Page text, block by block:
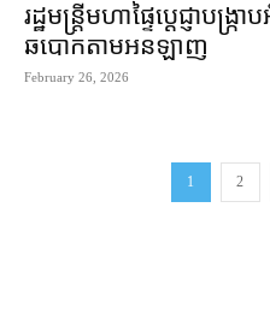
រដ្ឋមន្ត្រី​មហាផ្ទៃ​ប្ដេជ្ញា​ប
ឆបោក​តាម​អនឡាញ
February 26, 2026
1 2